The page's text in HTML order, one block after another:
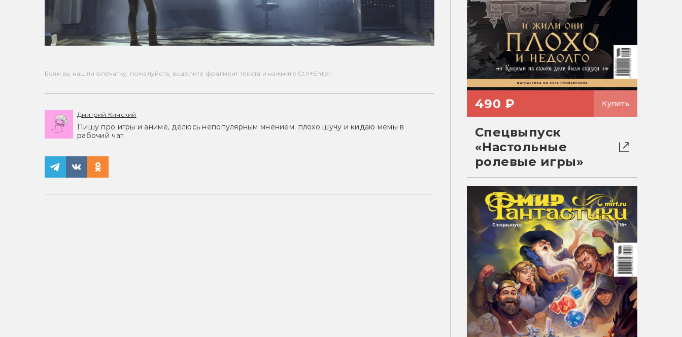
Если вы нашли опечатку, пожалуйста, выделите фрагмент текста и нажмите Ctrl+Enter.
Дмитрий Кинский
Пишу про игры и аниме, делюсь непопулярным мнением, плохо шучу и кидаю мемы в
рабочий чат.
490 ₽ Купить
Спецвыпуск
«Настольные
ролевые игры»